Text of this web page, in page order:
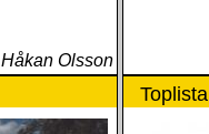
Håkan Olsson
Toplista